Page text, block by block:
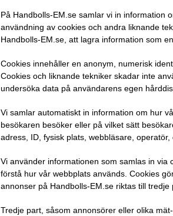
På Handbolls-EM.se samlar vi in information
användning av cookies och andra liknande
Handbolls-EM.se, att lagra information som
Cookies innehåller en anonym, numerisk
Cookies och liknande tekniker skadar inte
undersöka data på användarens egen
Vi samlar automatiskt in information om hur
besökaren besöker eller på vilket sätt
adress, ID, fysisk plats, webbläsare,
Vi använder informationen som samlas in
förstå hur vår webbplats används. Cookies
annonser på Handbolls-EM.se riktas till tredje
Tredje part, såsom annonsörer eller olika